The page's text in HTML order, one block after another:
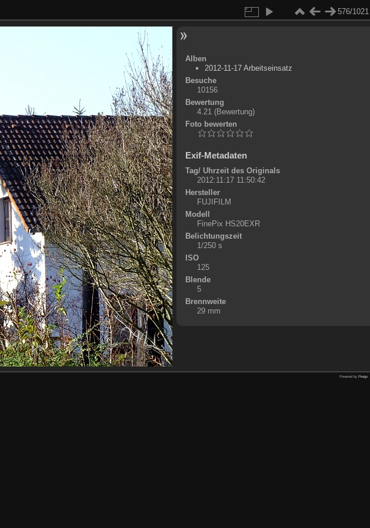
576/1021
Alben
2012-11-17 Arbeitseinsatz
Besuche
10156
Bewertung
4.21 (Bewertung)
Foto bewerten
Exif-Metadaten
Tag/ Uhrzeit des Originals
2012:11:17 11:50:42
Hersteller
FUJIFILM
Modell
FinePix HS20EXR
Belichtungszeit
1/250 s
ISO
125
Blende
5
Brennweite
29 mm
Powered by Piwigo